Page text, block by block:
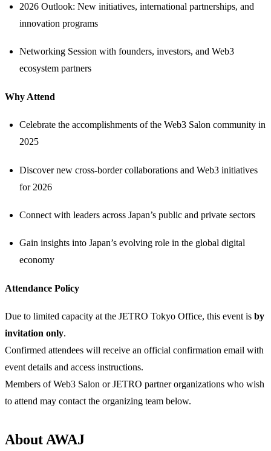
​2026 Outlook: New initiatives, international partnerships, and
innovation programs
​Networking Session with founders, investors, and Web3
ecosystem partners
​Why Attend
​Celebrate the accomplishments of the Web3 Salon community in
2025
​Discover new cross-border collaborations and Web3 initiatives
for 2026
​Connect with leaders across Japan’s public and private sectors
​Gain insights into Japan’s evolving role in the global digital
economy
​Attendance Policy
​Due to limited capacity at the JETRO Tokyo Office, this event is by
invitation only.
Confirmed attendees will receive an official confirmation email with
event details and access instructions.
Members of Web3 Salon or JETRO partner organizations who wish
to attend may contact the organizing team below.
​About AWAJ